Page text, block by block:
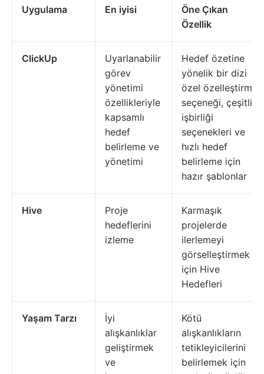
Uygulama En iyisi
Öne Çıkan
Özellik
ClickUp
Uyarlanabilir
görev
yönetimi
özellikleriyle
kapsamlı
hedef
belirleme ve
yönetimi
Hedef özetine
yönelik bir dizi
özel özelleştirme
seçeneği, çeşitli
işbirliği
seçenekleri ve
hızlı hedef
belirleme için
hazır şablonlar
Hive
Proje
hedeflerini
izleme
Karmaşık
projelerde
ilerlemeyi
görselleştirmek
için Hive
Hedefleri
Yaşam Tarzı
İyi
alışkanlıklar
geliştirmek
ve
Kötü
alışkanlıkların
tetikleyicilerini
belirlemek için